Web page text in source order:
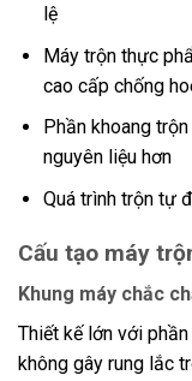
lệ
Máy trộn thực
cao cấp chống
Phần khoang
nguyên liệu hơn
Quá trình trộn tự
Cấu tạo máy
Khung máy chắc
Thiết kế lớn với
không gây rung lắc